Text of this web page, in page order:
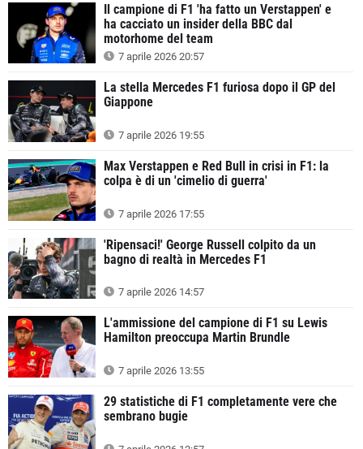
Il campione di F1 'ha fatto un Verstappen' e
ha cacciato un insider della BBC dal
motorhome del team
7 aprile 2026 20:57
La stella Mercedes F1 furiosa dopo il GP del
Giappone
7 aprile 2026 19:55
Max Verstappen e Red Bull in crisi in F1: la
colpa è di un 'cimelio di guerra'
7 aprile 2026 17:55
'Ripensaci!' George Russell colpito da un
bagno di realtà in Mercedes F1
7 aprile 2026 14:57
L'ammissione del campione di F1 su Lewis
Hamilton preoccupa Martin Brundle
7 aprile 2026 13:55
29 statistiche di F1 completamente vere che
sembrano bugie